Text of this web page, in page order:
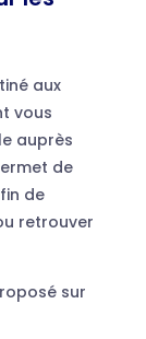
aux
vous
auprès
de
de
retrouver
sur